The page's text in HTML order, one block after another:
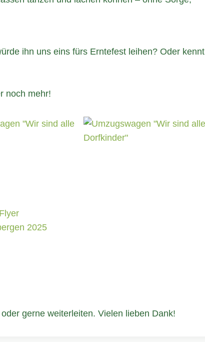
ihn uns eins fürs Erntefest leihen? Oder kennt
noch mehr!
oder gerne weiterleiten. Vielen lieben Dank!